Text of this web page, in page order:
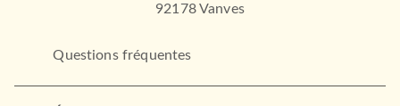
92178 Vanves
Questions fréquentes